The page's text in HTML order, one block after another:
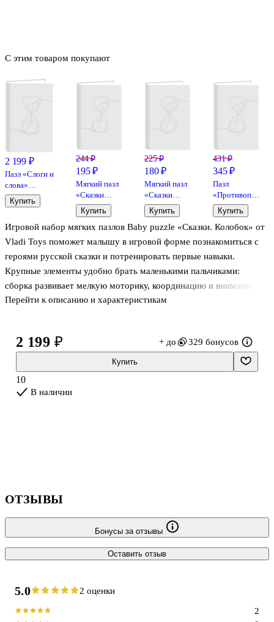
Игровой набор мягких пазлов Baby puzzle «Сказки. Колобок» от
Vladi Toys поможет малышу в игровой форме познакомиться с
героями русской сказки и потренировать первые навыки.
Крупные элементы удобно брать маленькими пальчиками:
сборка развивает мелкую моторику, координацию и внимание, а
также расширяет словарный запас — по деталям легко
Пазлы выполнены из мягкого материала EVA: детали приятны на
ощупь, гибкие и подходят для домашних игр. Яркие мультяшные
иллюстрации удерживают интерес ребёнка, а после игры
элементы удобно сложить обратно в коробку. Рекомендуется
Перейти к описанию и характеристикам
С этим товаром покупают
2 199 ₽
Пазл «Слоги и
слова»
средние, Step
Puzzle
Купить
244 ₽
195 ₽
Мягкий пазл
«Сказки
Колобок» 35
элементов,
А4, Vladi
Toys
Купить
225 ₽
180 ₽
Мягкий пазл
«Сказки
Репка А4» 24
элемента,
Vladi Toys
Купить
431 ₽
345 ₽
Пазл
24 элемента,
пазл-
парочки,
Dodo
Купить
2 199 ₽ + до 329 бонусов
Купить
10
В наличии
ОТЗЫВЫ
Бонусы за отзывы
Оставить отзыв
5.0 2 оценки
2